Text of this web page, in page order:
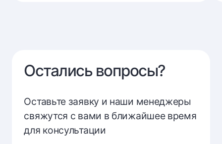
Остались вопросы?
Оставьте заявку и наши менеджеры
свяжутся с вами в ближайшее время
для консультации